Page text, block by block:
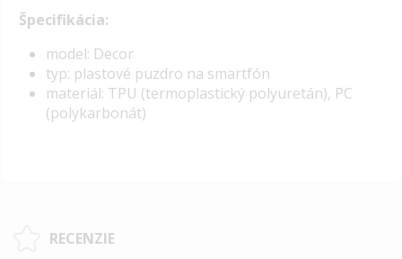
Špecifikácia:
model: Decor
typ: plastové puzdro na smartfón
materiál: TPU (termoplastický polyuretán), PC
(polykarbonát)
RECENZIE